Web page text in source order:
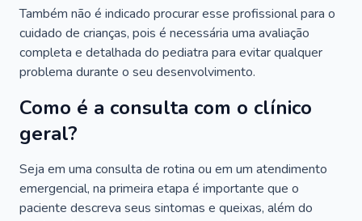
Também não é indicado procurar esse profissional para o
cuidado de crianças, pois é necessária uma avaliação
completa e detalhada do pediatra para evitar qualquer
problema durante o seu desenvolvimento.
Como é a consulta com o clínico
geral?
Seja em uma consulta de rotina ou em um atendimento
emergencial, na primeira etapa é importante que o
paciente descreva seus sintomas e queixas, além do